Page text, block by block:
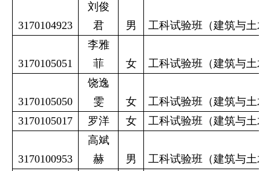
3170104923
刘俊
君
男 工科试验班（建筑与土木
3170105051
李雅
菲
女 工科试验班（建筑与土木
3170105050
饶逸
雯
女
工科试验班（建筑与土木
3170105017
罗洋 女 工科试验班（建筑与土木
3170100953
高斌
赫
男 工科试验班（建筑与土木